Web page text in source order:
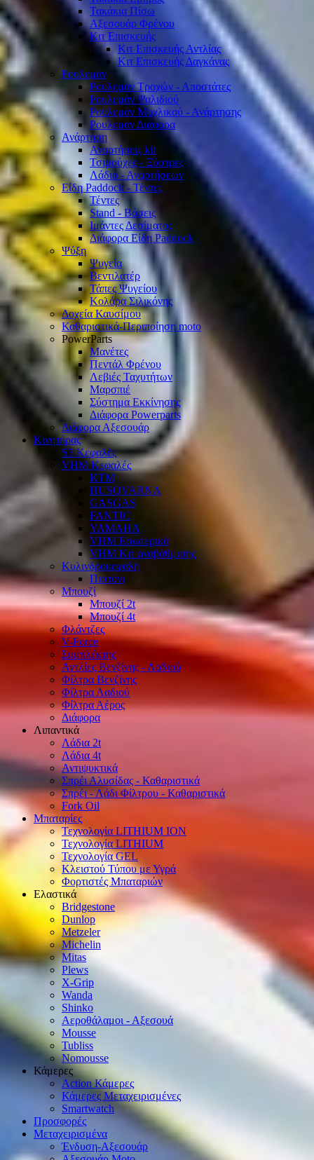
Τακάκια Πίσω
Αξεσουάρ Φρένου
Κιτ Επισκευής
Κιτ Επισκευής Αντλίας
Κιτ Επισκευής Δαγκάνας
Ρουλεμάν
Ρουλεμάν Τροχών - Αποστάτες
Ρουλεμάν Ψαλιδιού
Ρουλεμάν Μοχλικού - Ανάρτησης
Ρουλεμάν Διάφορα
Ανάρτηση
Αναρτήσεις kit
Τσιμούχες - Ξύστρες
Λάδια - Αναρτήσεων
Είδη Paddock - Τέντες
Τέντες
Stand - Βάσεις
Ιμάντες Δεσίματος
Διάφορα Είδη Paddock
Ψύξη
Ψυγεία
Βεντιλατέρ
Τάπες Ψυγείου
Κολάρα Σιλικόνης
Δοχεία Καυσίμου
Καθαριστικά-Περιποίηση moto
PowerParts
Μανέτες
Πεντάλ Φρένου
Λεβιές Ταχυτήτων
Μαρσπιέ
Σύστημα Εκκίνησης
Διάφορα Powerparts
Διάφορα Αξεσουάρ
Κινητήρας
S3 Κεφαλές
VHM Κεφαλές
KTM
HUSQVARNA
GASGAS
FANTIC
YAMAHA
VHM Εσωτερικά
VHM Κιτ αναβάθμισης
Κυλινδροκεφαλή
Πιστόνι
Μπουζί
Μπουζί 2t
Μπουζί 4t
Φλάντζες
V-Force
Συμπλέκτης
Αντλίες Βενζίνης - Λαδιού
Φίλτρα Βενζίνης
Φίλτρα Λαδιού
Φίλτρα Αέρος
Διάφορα
Λιπαντικά
Λάδια 2t
Λάδια 4t
Αντιψυκτικά
Σπρέι Αλυσίδας - Καθαριστικά
Σπρέι - Λάδι Φίλτρου - Καθαριστικά
Fork Oil
Μπαταρίες
Τεχνολογία LITHIUM ION
Τεχνολογία LITHIUM
Τεχνολογία GEL
Κλειστού Τύπου με Υγρά
Φορτιστές Μπαταριών
Ελαστικά
Bridgestone
Dunlop
Metzeler
Michelin
Mitas
Plews
X-Grip
Wanda
Shinko
Αεροθάλαμοι - Αξεσουά
Mousse
Tubliss
Nomousse
Κάμερες
Action Κάμερες
Κάμερες Μεταχειρισμένες
Smartwatch
Προσφορές
Μεταχειρισμένα
Ένδυση-Αξεσουάρ